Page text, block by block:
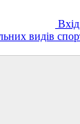
Вхід